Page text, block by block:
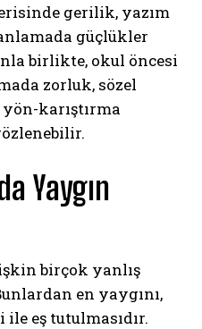
gerilik, yazım
güçlükler
birlikte, okul öncesi
zorluk, sözel
karıştırma
Yaygın
birçok yanlış
en yaygını,
eş tutulmasıdır.